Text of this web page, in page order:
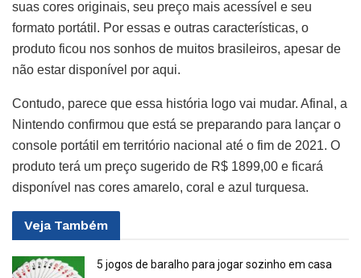
suas cores originais, seu preço mais acessível e seu
formato portátil. Por essas e outras características, o
produto ficou nos sonhos de muitos brasileiros, apesar de
não estar disponível por aqui.
Contudo, parece que essa história logo vai mudar. Afinal, a
Nintendo confirmou que está se preparando para lançar o
console portátil em território nacional até o fim de 2021. O
produto terá um preço sugerido de R$ 1899,00 e ficará
disponível nas cores amarelo, coral e azul turquesa.
Veja Também
5 jogos de baralho para jogar sozinho em casa